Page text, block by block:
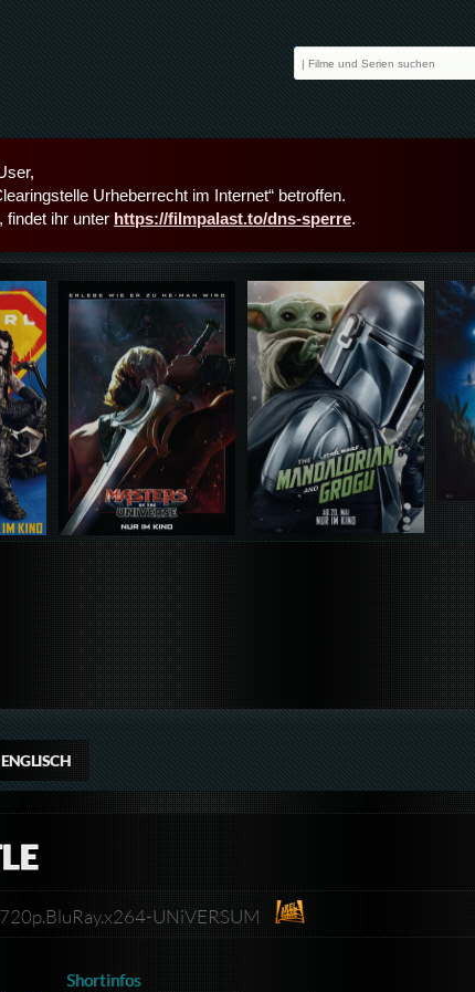
Urheberrecht im Internet“ betroffen.
findet ihr unter https://filmpalast.to/dns-sperre.
Details,Play Details,Play
ENGLISCH
UNiVERSUM
Shortinfos